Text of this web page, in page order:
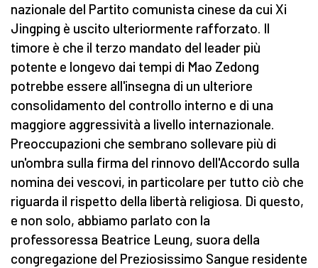
nazionale del Partito comunista cinese da cui Xi
Jingping è uscito ulteriormente rafforzato. Il
timore è che il terzo mandato del leader più
potente e longevo dai tempi di Mao Zedong
potrebbe essere all'insegna di un ulteriore
consolidamento del controllo interno e di una
maggiore aggressività a livello internazionale.
Preoccupazioni che sembrano sollevare più di
un'ombra sulla firma del rinnovo dell'Accordo sulla
nomina dei vescovi, in particolare per tutto ciò che
riguarda il rispetto della libertà religiosa. Di questo,
e non solo, abbiamo parlato con la
professoressa Beatrice Leung, suora della
congregazione del Preziosissimo Sangue residente